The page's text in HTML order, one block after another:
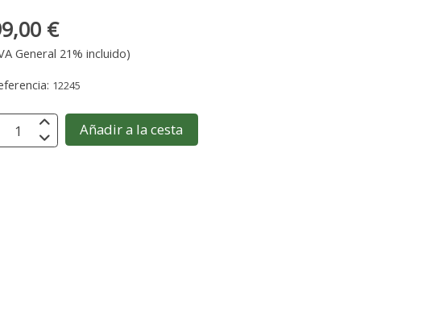
€
General 21% incluido)
12245
Añadir a la cesta